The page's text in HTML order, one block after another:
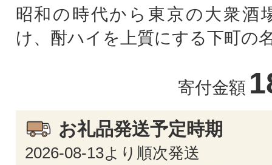
昭和の時代から東京の大衆酒
け、酎ハイを上質にする下町の
寄付金額
お礼品発送予定時期
2026-08-13より順次発送